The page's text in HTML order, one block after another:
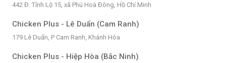
442 Đ. Tỉnh Lộ 15, xã Phú Hoà Đông, Hồ Chí Minh
Chicken Plus - Lê Duẩn (Cam Ranh)
179 Lê Duẩn, P Cam Ranh, Khánh Hòa
Chicken Plus - Hiệp Hòa (Bắc Ninh)